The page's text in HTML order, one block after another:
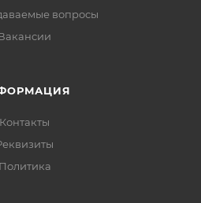
вопросы
Контакты
Политика